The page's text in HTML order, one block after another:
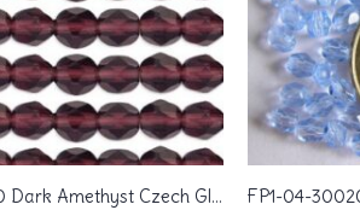
FP1-04-20080 Dark Amethyst Czech Glass Facet Firepolish 4mm 50 stuks